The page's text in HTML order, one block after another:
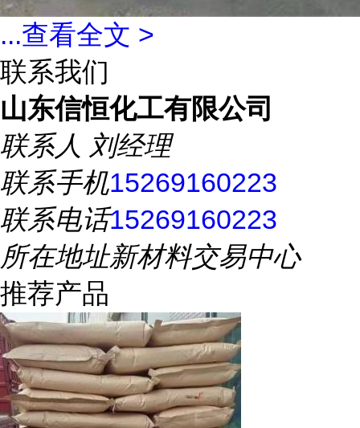
...查看全文 >
联系我们
山东信恒化工有限公司
联系人 刘经理
联系手机15269160223
联系电话15269160223
所在地址新材料交易中心
推荐产品